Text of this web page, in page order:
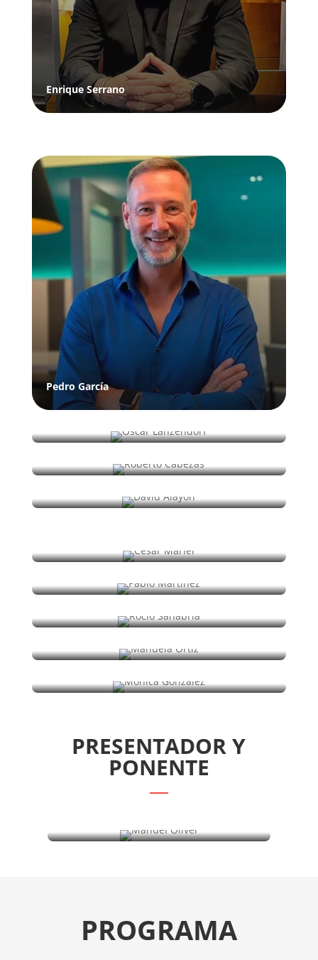
Enrique Serrano
Pedro García
PRESENTADOR Y
PONENTE
PROGRAMA